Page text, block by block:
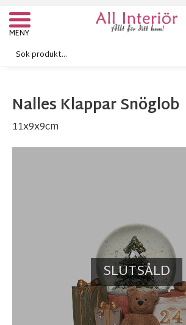
Meny
Nalles Klappar Snöglob
11x9x9cm
SLUTSÅLD